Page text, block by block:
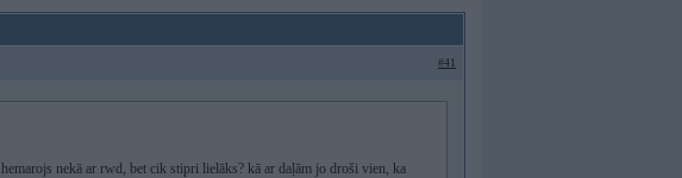
#41
nekā ar rwd, bet cik stipri lielāks? kā ar daļām jo droši vien, ka